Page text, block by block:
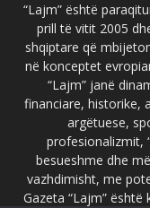
“Lajm” është
prill të vitit 2005
shqiptare që
në konceptet
“Lajm” janë
financiare, historike,
argëtuese,
profesionalizmit,
besueshme dhe
vazhdimisht, me
Gazeta “Lajm”